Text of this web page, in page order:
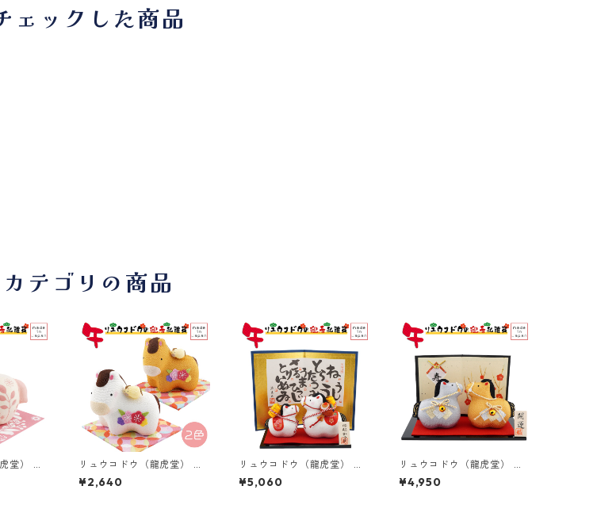
ェックした商品
テゴリの商品
堂） 和
和雑
/令和8
リュウコドウ（龍虎堂） ち
りめん 花親子 午 （大） R-
49 和雑貨/お正月/干支/午
¥2,640
リュウコドウ（龍虎堂） 縁
起かつぎ 親子午 R-22 和雑
貨/お正月/干支/午年/令和8
¥5,060
リュウコドウ（龍虎堂） 金
銀 午（大） R-12 和雑貨/
お正月/干支/午年/令和8年/2
¥4,950